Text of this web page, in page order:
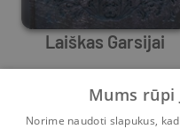
Laiškas Garsijai
Elbert Hubbart
Mums rūpi
Norime naudoti slapukus,